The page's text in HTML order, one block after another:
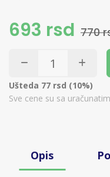
693 rsd 770
Ušteda 77 rsd (10%)
Sve cene su sa
Opis